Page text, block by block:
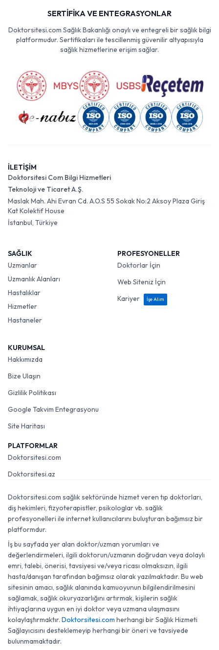
SERTİFİKA VE ENTEGRASYONLAR
Doktorsitesi.com Sağlık Bakanlığı onaylı ve entegreli bir sağlık bilgi
platformudur. Sertifikaları ile tescillenmiş güvenilir altyapısıyla
sağlık hizmetlerine erişim sağlar.
İLETİŞİM
Doktorsitesi Com Bilgi Hizmetleri
Teknoloji ve Ticaret A.Ş.
Maslak Mah. Ahi Evran Cd. A.O.S 55 Sokak No:2 Aksoy Plaza Giriş
Kat Kolektif House
İstanbul, Türkiye
SAĞLIK
Uzmanlar
Uzmanlık Alanları
Hastalıklar
Hizmetler
Hastaneler
PROFESYONELLER
Doktorlar İçin
Web Siteniz İçin
Kariyer
İşe Alım
KURUMSAL
Hakkımızda
Bize Ulaşın
Gizlilik Politikası
Google Takvim Entegrasyonu
Site Haritası
PLATFORMLAR
Doktorsitesi.com
Doktorsitesi.az
Doktorsitesi.com sağlık sektöründe hizmet veren tıp doktorları,
diş hekimleri, fizyoterapistler, psikologlar vb. sağlık
profesyonelleri ile internet kullanıcılarını buluşturan bağımsız bir
platformdur.
İş bu sayfada yer alan doktor/uzman yorumları ve
değerlendirmeleri, ilgili doktorun/uzmanın doğrudan veya dolaylı
emri, talebi, önerisi, tavsiyesi ve/veya ricası olmaksızın, ilgili
hasta/danışan tarafından bağımsız olarak yazılmaktadır. Bu web
sitesinin amacı, sağlık alanında kamuoyunun bilgilendirilmesini
sağlamak, sağlık okuryazarlığını artırmak, kişilerin sağlık
ihtiyaçlarına uygun en iyi doktor veya uzmana ulaşmasını
kolaylaştırmaktır. Doktorsitesi.com herhangi bir Sağlık Hizmeti
Sağlayıcısını desteklemeyip herhangi bir öneri ve tavsiyede
bulunmamaktadır.